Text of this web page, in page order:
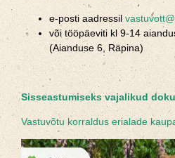
e-posti aadressil
või tööpäeviti kl 9-14
(Aianduse 6, Räpina)
Sisseastumiseks vajalikud
Vastuvõtu korraldus erialade